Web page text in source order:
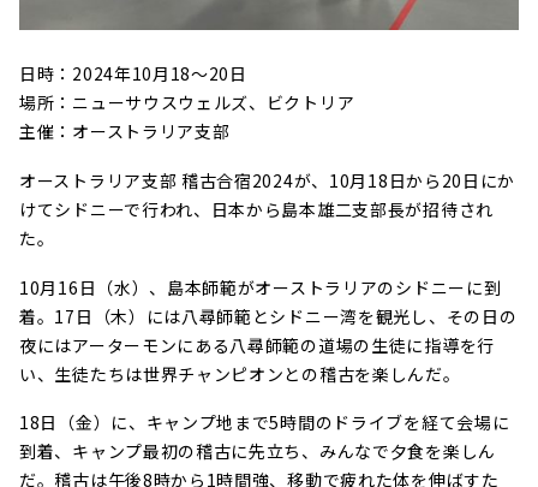
日時：2024年10月18〜20日
場所：ニューサウスウェルズ、ビクトリア
主催：オーストラリア支部
オーストラリア支部 稽古合宿2024が、10月18日から20日にか
けてシドニーで行われ、日本から島本雄二支部長が招待され
た。
10月16日（水）、島本師範がオーストラリアのシドニーに到
着。17日（木）には八尋師範とシドニー湾を観光し、その日の
夜にはアーターモンにある八尋師範の道場の生徒に指導を行
い、生徒たちは世界チャンピオンとの稽古を楽しんだ。
18日（金）に、キャンプ地まで5時間のドライブを経て会場に
到着、キャンプ最初の稽古に先立ち、みんなで夕食を楽しん
だ。稽古は午後8時から1時間強、移動で疲れた体を伸ばすた